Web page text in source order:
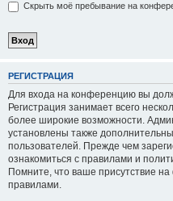
Скрыть моё пребывание на
РЕГИСТРАЦИЯ
Для входа на конференцию вы
Регистрация занимает всего
более широкие возможности.
установлены также
пользователей. Прежде чем
ознакомиться с правилами и
Помните, что ваше присутствие
правилами.